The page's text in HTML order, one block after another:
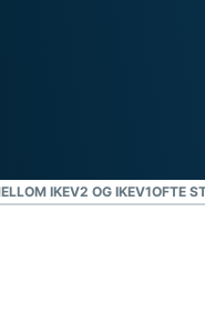
av
IKEV2 OG IKEV1OFTE